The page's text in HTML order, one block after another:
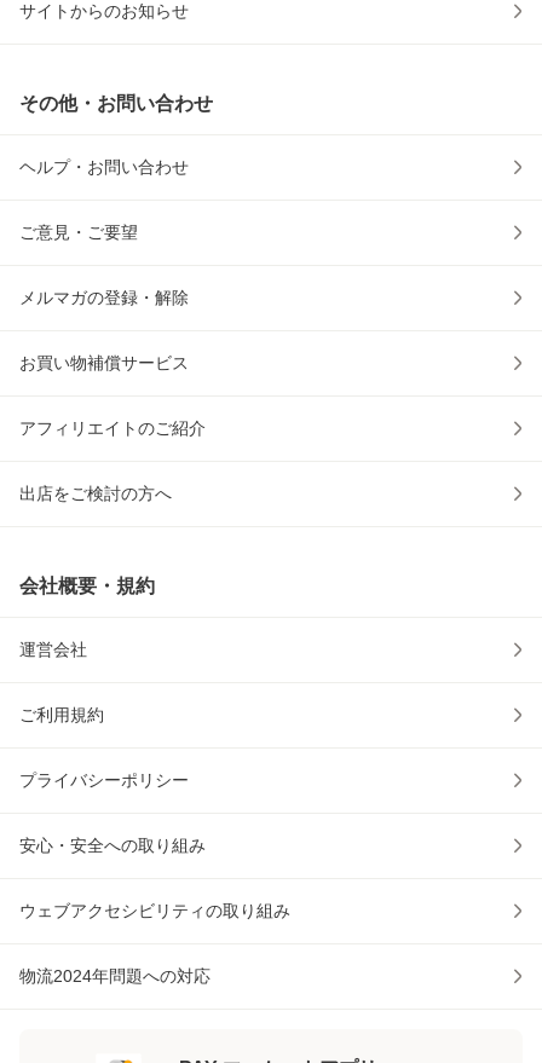
サイトからのお知らせ
その他・お問い合わせ
ヘルプ・お問い合わせ
ご意見・ご要望
メルマガの登録・解除
お買い物補償サービス
アフィリエイトのご紹介
出店をご検討の方へ
会社概要・規約
運営会社
ご利用規約
プライバシーポリシー
安心・安全への取り組み
ウェブアクセシビリティの取り組み
物流2024年問題への対応